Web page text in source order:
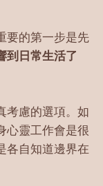
要的第一步是先
到日常生活了
考慮的選項。如
心靈工作會是很
各自知道邊界在